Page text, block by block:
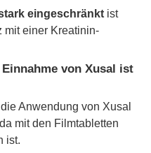
eingeschränkt ist
mit einer Kreatinin-
von Xusal ist
Anwendung von Xusal
mit den Filmtabletten
ist.